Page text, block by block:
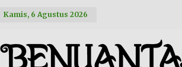
Kamis, 6 Agustus 2026